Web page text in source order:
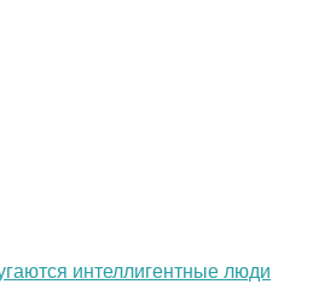
интеллигентные люди